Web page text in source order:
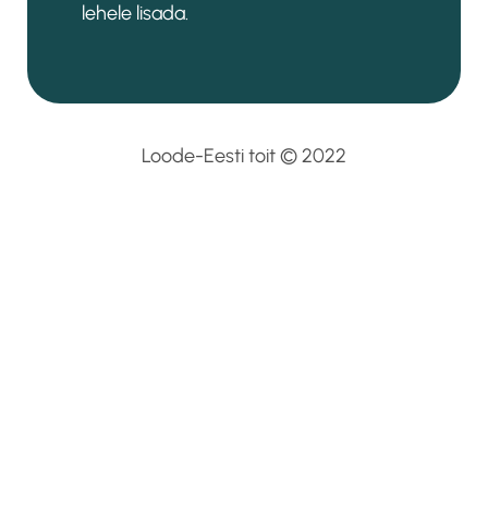
lehele lisada.
Loode-Eesti toit © 2022